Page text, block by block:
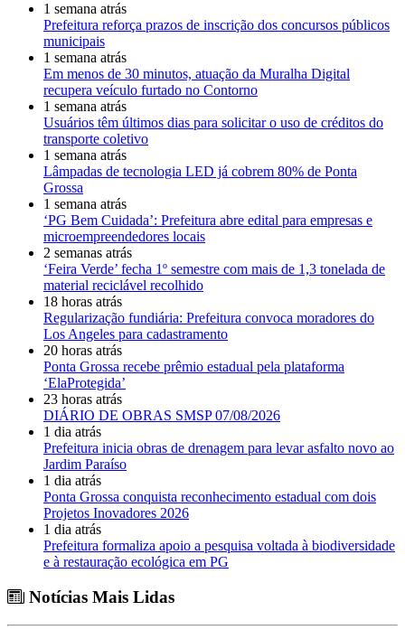
1 semana atrás
Prefeitura reforça prazos de inscrição dos concursos públicos
municipais
1 semana atrás
Em menos de 30 minutos, atuação da Muralha Digital
recupera veículo furtado no Contorno
1 semana atrás
Usuários têm últimos dias para solicitar o uso de créditos do
transporte coletivo
1 semana atrás
Lâmpadas de tecnologia LED já cobrem 80% de Ponta
Grossa
1 semana atrás
‘PG Bem Cuidada’: Prefeitura abre edital para empresas e
microempreendedores locais
2 semanas atrás
‘Feira Verde’ fecha 1º semestre com mais de 1,3 tonelada de
material reciclável recolhido
18 horas atrás
Regularização fundiária: Prefeitura convoca moradores do
Los Angeles para cadastramento
20 horas atrás
Ponta Grossa recebe prêmio estadual pela plataforma
‘ElaProtegida’
23 horas atrás
DIÁRIO DE OBRAS SMSP 07/08/2026
1 dia atrás
Prefeitura inicia obras de drenagem para levar asfalto novo ao
Jardim Paraíso
1 dia atrás
Ponta Grossa conquista reconhecimento estadual com dois
Projetos Inovadores 2026
1 dia atrás
Prefeitura formaliza apoio a pesquisa voltada à biodiversidade
e à restauração ecológica em PG
Notícias Mais Lidas